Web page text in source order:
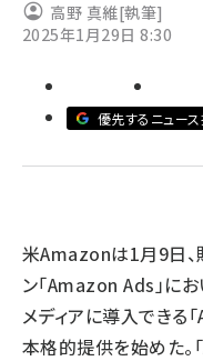
アスクル (1122)
ビィ・フォアー
高野 真維[執筆]
2025年1月29日 8:30
優先するニュー
米Amazonは1月9日、
ン「Amazon Ads」に
メディアに導入できる
本格的提供を始めた。